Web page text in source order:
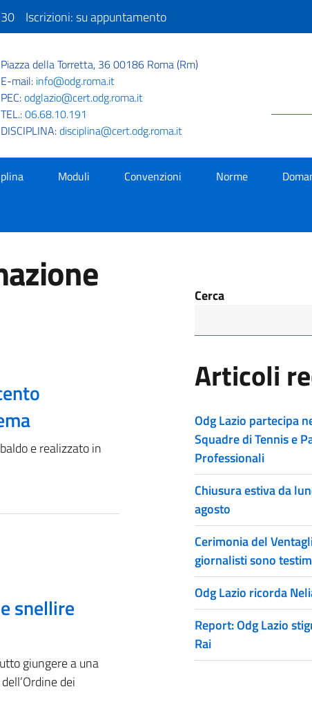
Iscrizioni: su appuntamento
Piazza della Torretta, 36 00186 Roma (Rm)
E-mail: info@odg.roma.it
PEC:odglazio@cert.odg.roma.it
TEL.:06.68.10.191
DISCIPLINA:disciplina@cert.odg.roma.it
Moduli Convenzioni Norme
e realizzato in
snellire
giungere a una
dei
Cerca
Articoli
Odg Lazio partecipa
Squadre di Tennis e
Professionali
Chiusura estiva da
agosto
Cerimonia del
giornalisti sono
Odg Lazio ricorda
Report: Odg Lazio
Rai